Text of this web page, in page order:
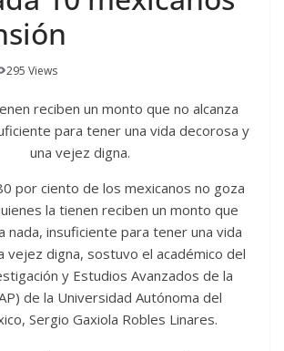
295 Views
reciben un monto que no alcanza
para tener una vida decorosa y
una vejez digna.
por ciento de los mexicanos no goza
la tienen reciben un monto que
nada, insuficiente para tener una vida
vejez digna, sostuvo el académico del
y Estudios Avanzados de la
de la Universidad Autónoma del
Sergio Gaxiola Robles Linares.